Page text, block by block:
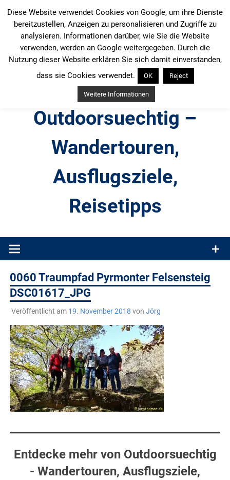
Inhalt
springen
Outdoorsuechtig –
Wandertouren,
Ausflugsziele,
Reisetipps
Produkttests und Buchrezensionen. Ein Blog für alle, die gern
0060 Traumpfad Pyrmonter Felsensteig
DSC01617_JPG
Veröffentlicht am 19. November 2018 von Jörg
Entdecke mehr von Outdoorsuechtig
- Wandertouren, Ausflugsziele,
Diese Website verwendet Cookies von Google, um ihre Dienste
bereitzustellen, Anzeigen zu personalisieren und Zugriffe zu
analysieren. Informationen darüber, wie Sie die Website
verwenden, werden an Google weitergegeben. Durch die
Nutzung dieser Website erklären Sie sich damit einverstanden,
dass sie Cookies verwendet.
OK Reject
Weitere Informationen